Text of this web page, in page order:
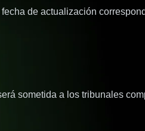
de actualización
sometida a los tribunales